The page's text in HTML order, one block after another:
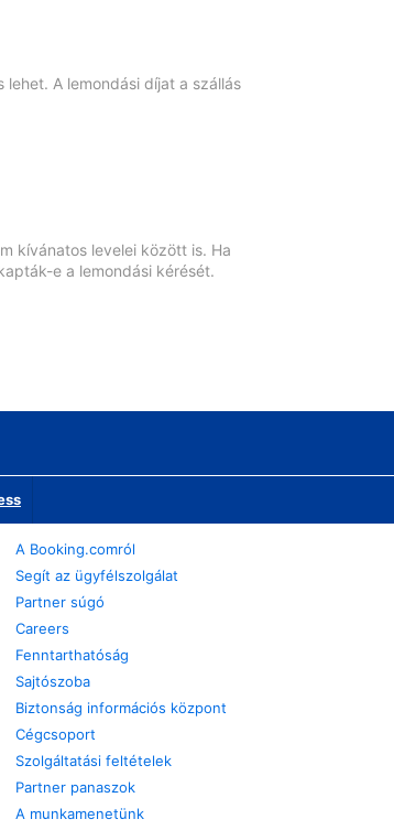
A lemondási díjat a szállás
kívánatos levelei között is. Ha
e a lemondási kérését.
A Booking.comról
Segít az ügyfélszolgálat
Partner súgó
Careers
Fenntarthatóság
Sajtószoba
Biztonság információs központ
Cégcsoport
Szolgáltatási feltételek
Partner panaszok
A munkamenetünk